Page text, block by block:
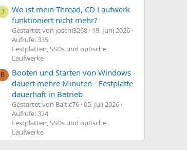
J
Wo ist mein Thread, CD Laufwerk
funktioniert nicht mehr?
Gestartet von joschi3268 19. Juni 2026
Aufrufe: 335
Festplatten, SSDs und optische
Laufwerke
B
Booten und Starten von Windows
dauert mehre Minuten - Festplatte
dauerhaft in Betrieb
Gestartet von Baltic76 05. Juli 2026
Aufrufe: 324
Festplatten, SSDs und optische
Laufwerke